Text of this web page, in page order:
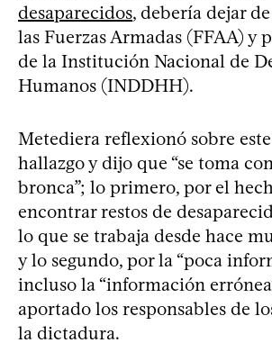
desaparecidos, debería dejar
las Fuerzas Armadas (FFAA) y
de la Institución Nacional de
Humanos (INDDHH).
Metediera reflexionó sobre
hallazgo y dijo que “se toma
bronca”; lo primero, por el
encontrar restos de
lo que se trabaja desde hace
y lo segundo, por la “poca
incluso la “información
aportado los responsables de
la dictadura.